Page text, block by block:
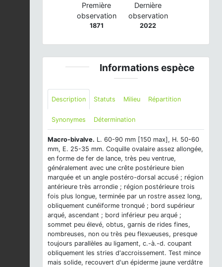
Première
observation
1871
Dernière
observation
2022
Informations espèce
Description Statuts Milieu Répartition
Synonymes Détermination
Macro-bivalve. L. 60-90 mm [150 max], H. 50-60
mm, E. 25-35 mm. Coquille ovalaire assez allongée,
en forme de fer de lance, très peu ventrue,
généralement avec une crête postérieure bien
marquée et un angle postéro-dorsal accusé ; région
antérieure très arrondie ; région postérieure trois
fois plus longue, terminée par un rostre assez long,
obliquement cunéiforme tronqué ; bord supérieur
arqué, ascendant ; bord inférieur peu arqué ;
sommet peu élevé, obtus, garnis de rides fines,
nombreuses, non ou très peu flexueuses, presque
toujours parallèles au ligament, c.-à.-d. coupant
obliquement les stries d'accroissement. Test mince
mais solide, recouvert d'un épiderme jaune verdâtre